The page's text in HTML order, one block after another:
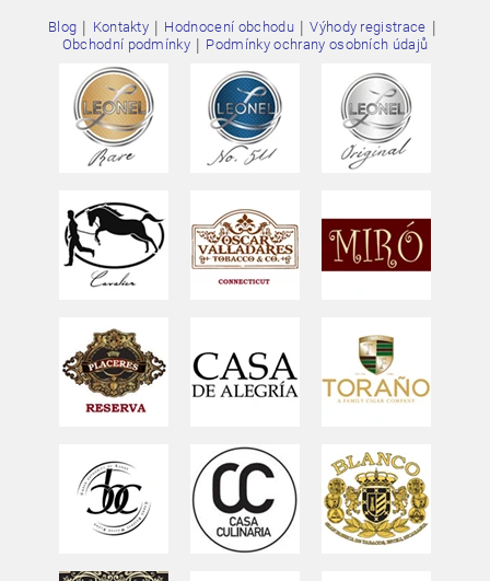
Blog Kontakty Hodnocení obchodu Výhody registrace
Obchodní podmínky Podmínky ochrany osobních údajů